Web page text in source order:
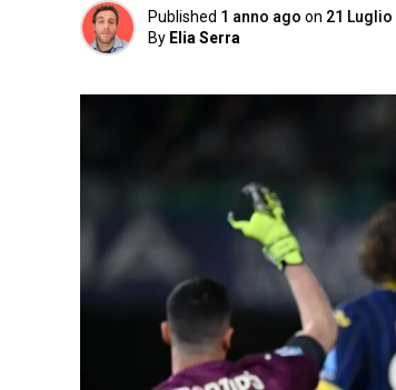
Published 1 anno ago on 21 Luglio
By Elia Serra